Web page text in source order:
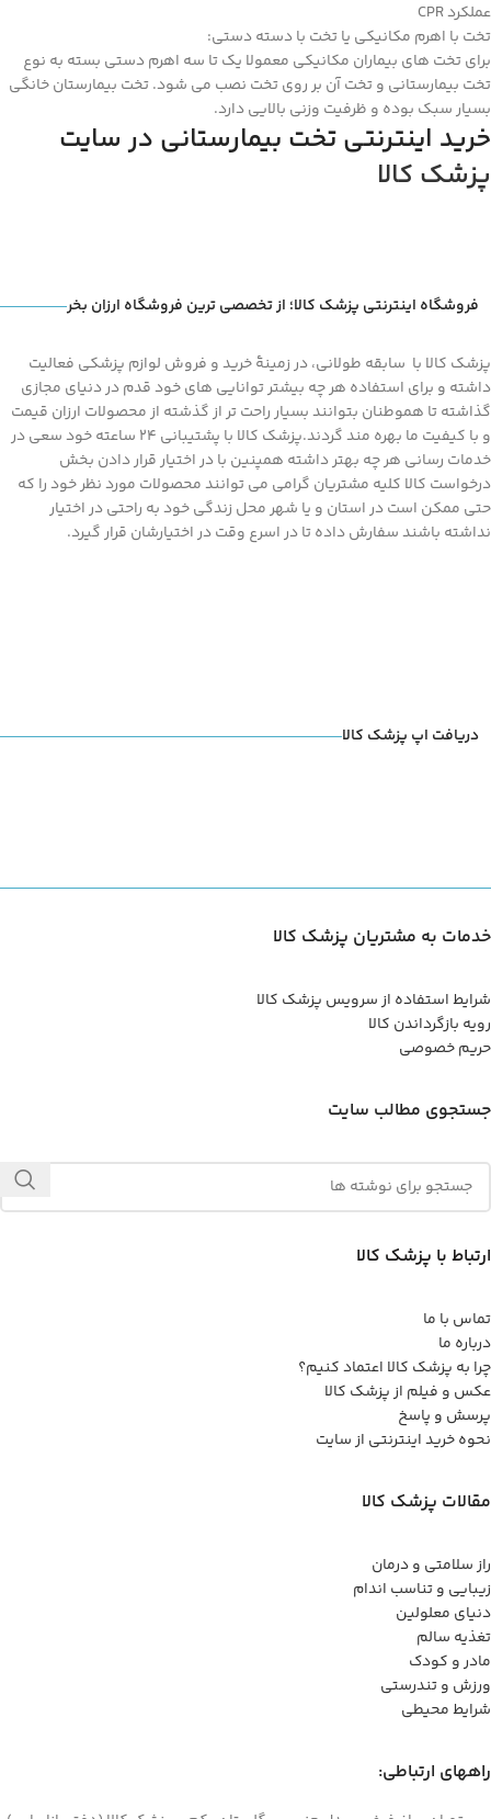
عملکرد CPR
تخت با اهرم مکانیکی یا تخت با دسته دستی:
برای تخت های بیماران مکانیکی معمولا یک تا سه اهرم دستی بسته به نوع
تخت بیمارستانی و تخت آن بر روی تخت نصب می شود. تخت بیمارستان خانگی
بسیار سبک بوده و ظرفیت وزنی بالایی دارد.
خرید اینترنتی تخت بیمارستانی در سایت
پزشک کالا
فروشگاه اینترنتی پزشک کالا؛ از تخصصی ترین فروشگاه ارزان بخر
پزشک کالا با سابقه طولانی، در زمینۀ خرید و فروش لوازم پزشکی فعالیت
داشته و برای استفاده هر چه بیشتر توانایی های خود قدم در دنیای مجازی
گذاشته تا هموطنان بتوانند بسیار راحت تر از گذشته از محصولات ارزان قیمت
و با کیفیت ما بهره مند گردند.پزشک کالا با پشتیبانی 24 ساعته خود سعی در
خدمات رسانی هر چه بهتر داشته همپنین با در اختیار قرار دادن بخش
درخواست کالا کلیه مشتریان گرامی می توانند محصولات مورد نظر خود را که
حتی ممکن است در استان و یا شهر محل زندگی خود به راحتی در اختیار
نداشته باشند سفارش داده تا در اسرع وقت در اختیارشان قرار گیرد.
دریافت اپ پزشک کالا
خدمات به مشتریان پزشک کالا
شرایط استفاده از سرویس پزشک کالا
رویه بازگرداندن کالا
حریم خصوصی
جستجوی مطالب سایت
ارتباط با پزشک کالا
تماس با ما
درباره ما
چرا به پزشک کالا اعتماد کنیم؟
عکس و فیلم از پزشک کالا
پرسش و پاسخ
نحوه خرید اینترنتی از سایت
مقالات پزشک کالا
راز سلامتی و درمان
زیبایی و تناسب اندام
دنیای معلولین
تغذیه سالم
مادر و کودک
ورزش و تندرستی
شرایط محیطی
راههای ارتباطی: